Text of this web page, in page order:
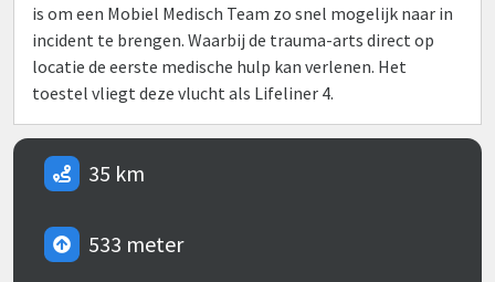
is om een Mobiel Medisch Team zo snel mogelijk naar in
incident te brengen. Waarbij de trauma-arts direct op
locatie de eerste medische hulp kan verlenen. Het
toestel vliegt deze vlucht als Lifeliner 4.
35 km
533 meter